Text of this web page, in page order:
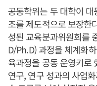
공동학위는 두 대학이
조를 제도적으로 보장한
성된 교육분과위원회를
D/Ph.D) 과정을 체계화
육과정을 공동 운영키로
연구, 연구 성과의 사업